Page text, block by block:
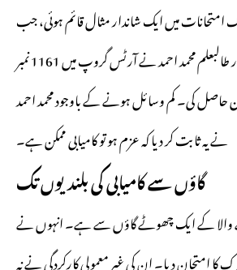
امتحانات میں ایک شاندار مثال قائم ہوئی، جب
محنت اور لگن سے بھرپور طالبعلم محمد احمد نے آرٹس گروپ میں 1161 نمبر
کی۔ کم وسائل ہونے کے باوجود محمد احمد
نے یہ ثابت کر دیا کہ عزم ہو تو کامیابی ممکن ہے۔
گاؤں سے کامیابی کی بلندیوں تک
والا کے ایک چھوٹے گاؤں سے ہے۔ انہوں نے
کا امتحان دیا۔ ان کی غیر معمولی کارکردگی نے نہ